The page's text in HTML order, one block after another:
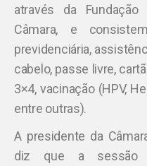
através da Fundação
Câmara, e
previdenciária,
cabelo, passe livre,
3×4, vacinação (HPV,
entre outras).
A presidente da
diz que a sessão